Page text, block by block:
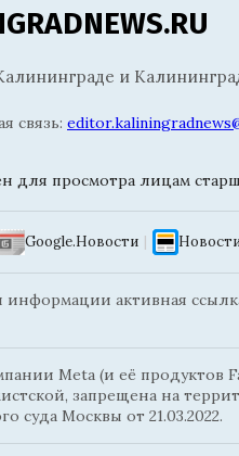
и
связь:
для просмотра лицам
Google.Новости |
активная
Meta (и её продуктов
запрещена на
суда Москвы от 21.03.2022.